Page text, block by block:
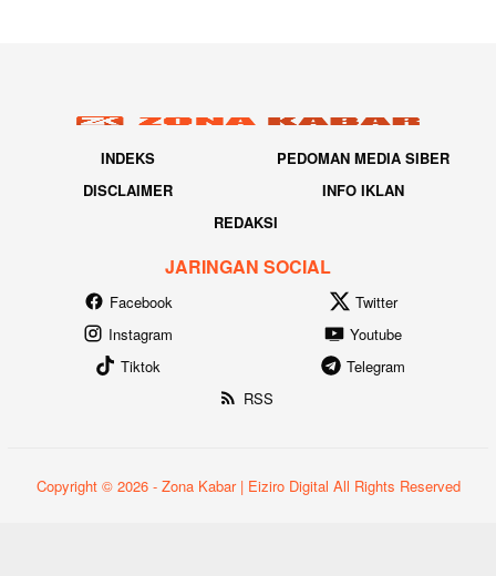
INDEKS
PEDOMAN MEDIA SIBER
DISCLAIMER
INFO IKLAN
REDAKSI
JARINGAN SOCIAL
Facebook
Twitter
Instagram
Youtube
Tiktok
Telegram
RSS
Copyright © 2026 - Zona Kabar | Eiziro Digital All Rights Reserved